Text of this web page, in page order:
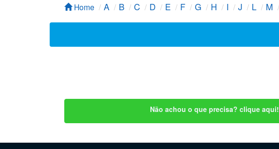
Home A B C D E F G H I J L M
Não achou o que precisa? clique aqui!